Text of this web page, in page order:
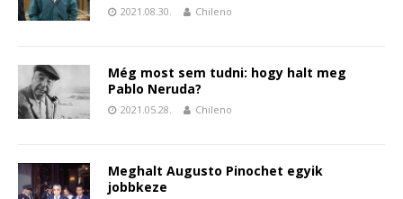
2021.08.30. Chileno
Még most sem tudni: hogy halt meg
Pablo Neruda?
2021.05.28. Chileno
Meghalt Augusto Pinochet egyik
jobbkeze